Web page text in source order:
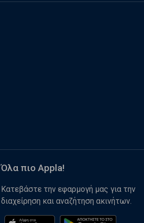
Όλα πιο Appla!
Κατεβάστε την εφαρμογή μας για την
διαχείρηση και αναζήτηση ακινήτων.